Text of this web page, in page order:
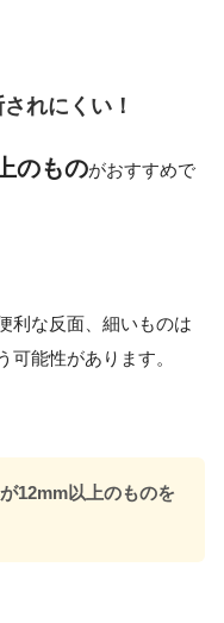
れにくい！
のものがおすすめで
利な反面、細いものは
可能性があります。
12mm以上のものを